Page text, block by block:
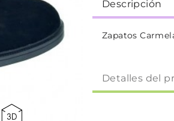
Descripción
Zapatos
Detalles del